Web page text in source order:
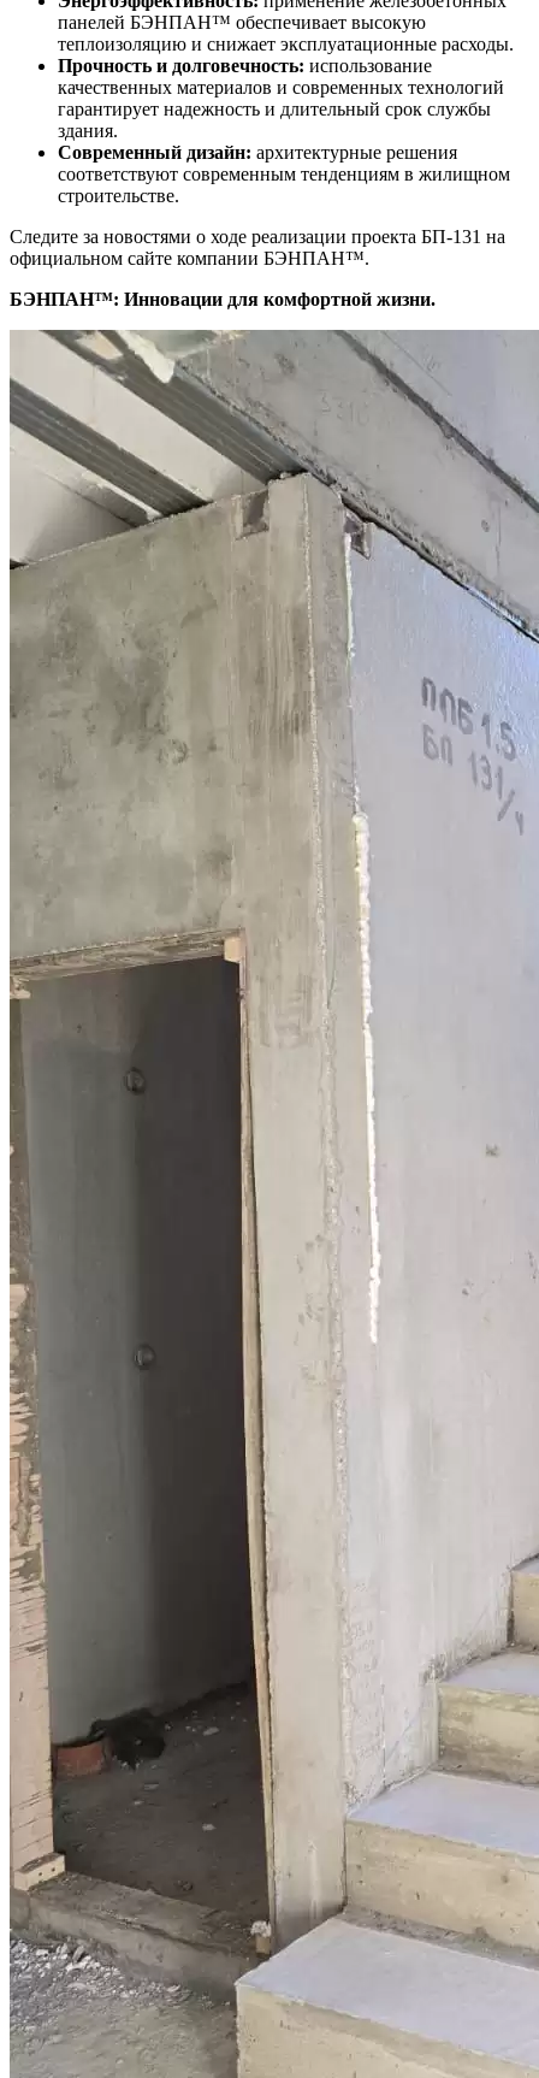
панелей БЭНПАН™ обеспечивает высокую
теплоизоляцию и снижает эксплуатационные расходы.
Прочность и долговечность: использование
качественных материалов и современных технологий
гарантирует надежность и длительный срок службы
здания.
Современный дизайн: архитектурные решения
соответствуют современным тенденциям в жилищном
строительстве.
Следите за новостями о ходе реализации проекта БП-131 на
официальном сайте компании БЭНПАН™.
БЭНПАН™: Инновации для комфортной жизни.